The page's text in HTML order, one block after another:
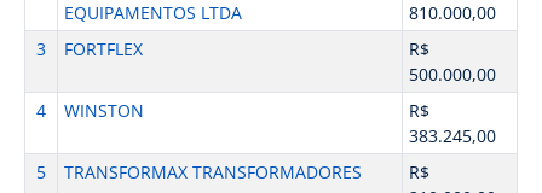
EQUIPAMENTOS LTDA
810.000,00
3
FORTFLEX
R$
500.000,00
4
WINSTON
R$
383.245,00
5
TRANSFORMAX TRANSFORMADORES
R$